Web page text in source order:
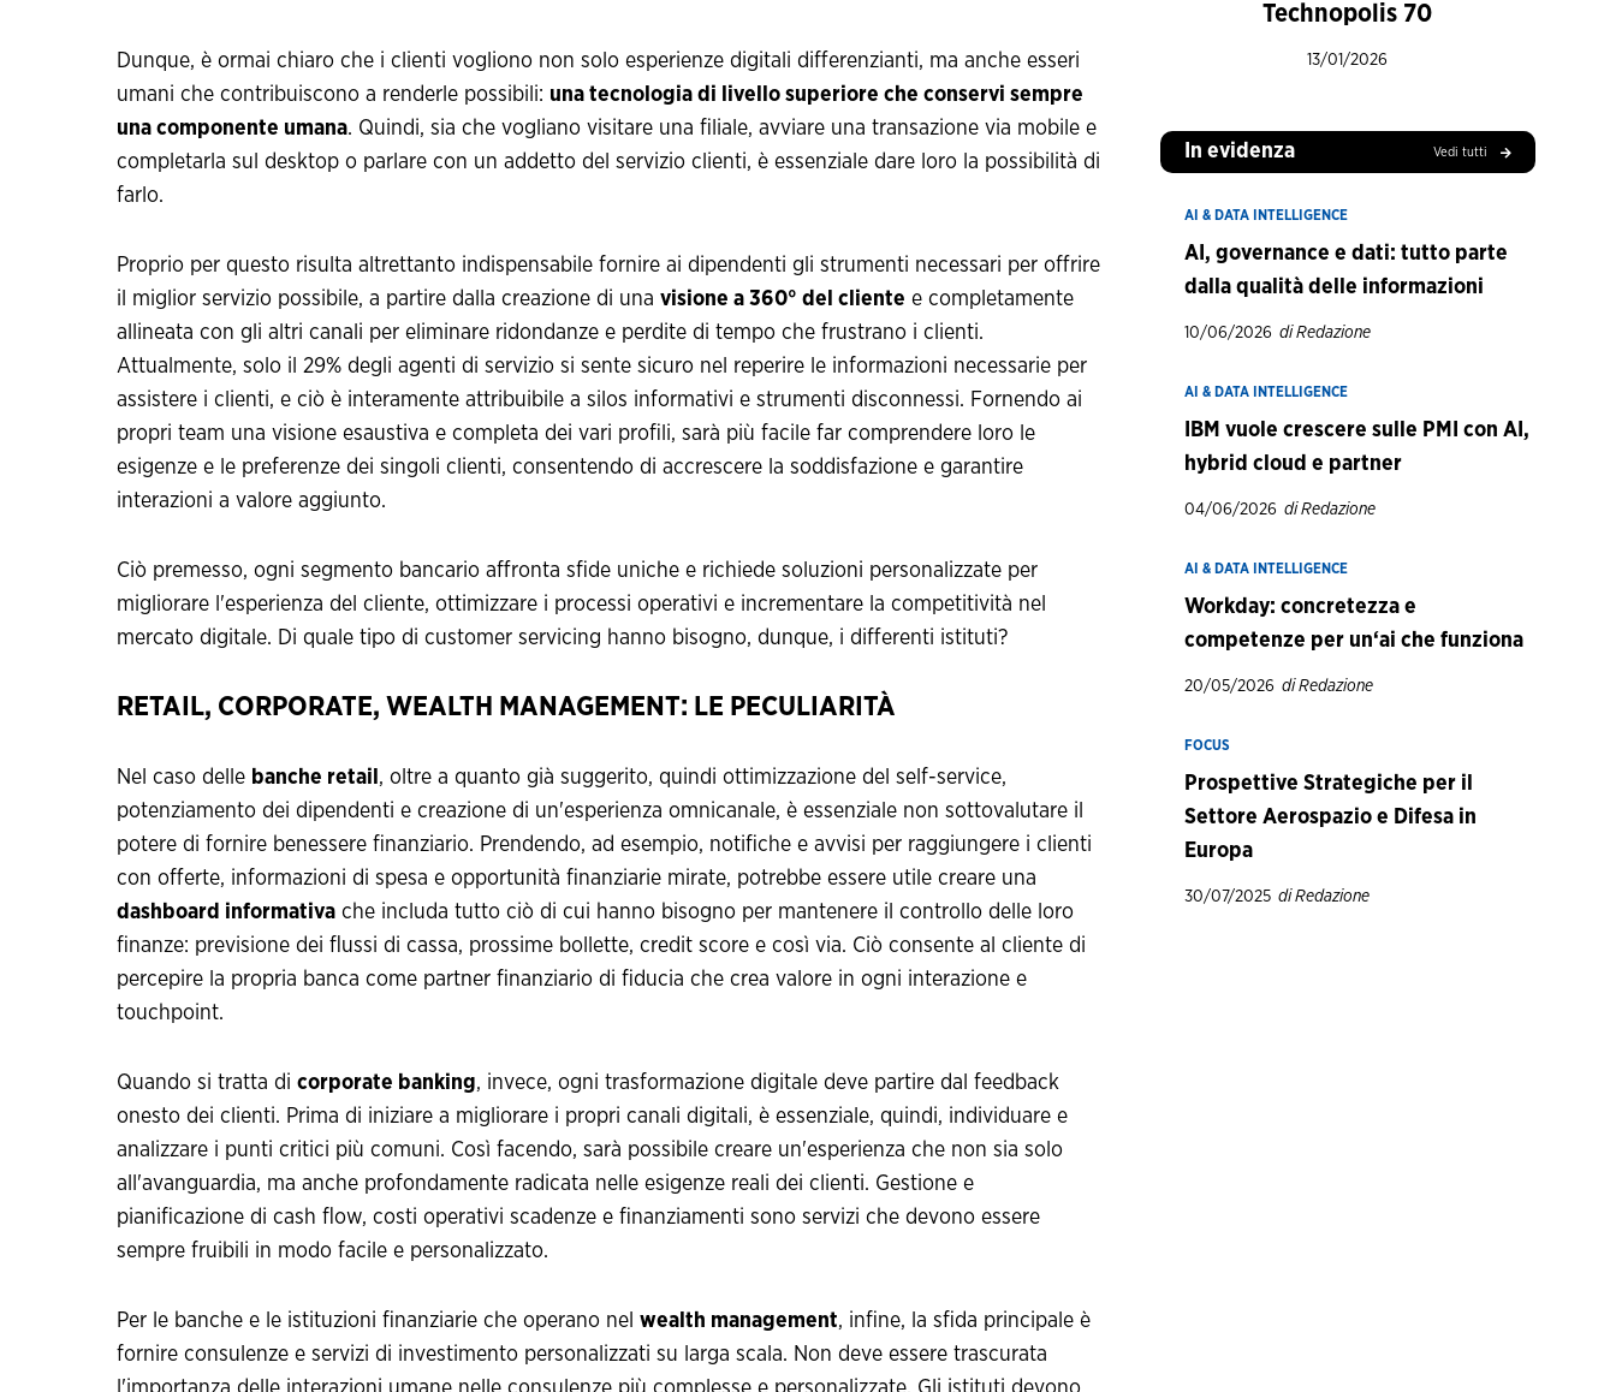
Dunque, è ormai chiaro che i clienti vogliono non solo esperienze digitali differenzianti, ma anche esseri
umani che contribuiscono a renderle possibili: una tecnologia di livello superiore che conservi sempre
una componente umana. Quindi, sia che vogliano visitare una filiale, avviare una transazione via mobile e
completarla sul desktop o parlare con un addetto del servizio clienti, è essenziale dare loro la possibilità di
farlo.
Proprio per questo risulta altrettanto indispensabile fornire ai dipendenti gli strumenti necessari per offrire
il miglior servizio possibile, a partire dalla creazione di una visione a 360° del cliente e completamente
allineata con gli altri canali per eliminare ridondanze e perdite di tempo che frustrano i clienti.
Attualmente, solo il 29% degli agenti di servizio si sente sicuro nel reperire le informazioni necessarie per
assistere i clienti, e ciò è interamente attribuibile a silos informativi e strumenti disconnessi. Fornendo ai
propri team una visione esaustiva e completa dei vari profili, sarà più facile far comprendere loro le
esigenze e le preferenze dei singoli clienti, consentendo di accrescere la soddisfazione e garantire
interazioni a valore aggiunto.
Ciò premesso, ogni segmento bancario affronta sfide uniche e richiede soluzioni personalizzate per
migliorare l'esperienza del cliente, ottimizzare i processi operativi e incrementare la competitività nel
mercato digitale. Di quale tipo di customer servicing hanno bisogno, dunque, i differenti istituti?
RETAIL, CORPORATE, WEALTH MANAGEMENT: LE PECULIARITÀ
Nel caso delle banche retail , oltre a quanto già suggerito, quindi ottimizzazione del self-service,
potenziamento dei dipendenti e creazione di un'esperienza omnicanale, è essenziale non sottovalutare il
potere di fornire benessere finanziario. Prendendo, ad esempio, notifiche e avvisi per raggiungere i clienti
con offerte, informazioni di spesa e opportunità finanziarie mirate, potrebbe essere utile creare una
dashboard informativa che includa tutto ciò di cui hanno bisogno per mantenere il controllo delle loro
finanze: previsione dei flussi di cassa, prossime bollette, credit score e così via. Ciò consente al cliente di
percepire la propria banca come partner finanziario di fiducia che crea valore in ogni interazione e
touchpoint.
Quando si tratta di corporate banking, invece, ogni trasformazione digitale deve partire dal feedback
onesto dei clienti. Prima di iniziare a migliorare i propri canali digitali, è essenziale, quindi, individuare e
analizzare i punti critici più comuni. Così facendo, sarà possibile creare un'esperienza che non sia solo
all'avanguardia, ma anche profondamente radicata nelle esigenze reali dei clienti. Gestione e
pianificazione di cash flow, costi operativi scadenze e finanziamenti sono servizi che devono essere
sempre fruibili in modo facile e personalizzato.
Per le banche e le istituzioni finanziarie che operano nel wealth management, infine, la sfida principale è
fornire consulenze e servizi di investimento personalizzati su larga scala. Non deve essere trascurata
Technopolis 70
13/01/2026
In evidenza Vedi tutti
AI & DATA INTELLIGENCE
AI, governance e dati: tutto parte
dalla qualità delle informazioni
10/06/2026 di Redazione
AI & DATA INTELLIGENCE
IBM vuole crescere sulle PMI con AI,
hybrid cloud e partner
04/06/2026 di Redazione
AI & DATA INTELLIGENCE
Workday: concretezza e
competenze per un‘ai che funziona
20/05/2026 di Redazione
FOCUS
Prospettive Strategiche per il
Settore Aerospazio e Difesa in
Europa
30/07/2025 di Redazione